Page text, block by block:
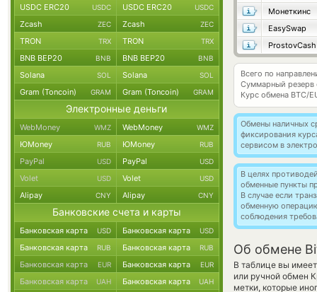
Монеткинс
EasySwap
ProstovCash
Всего по
Суммарный резерв
Курс обмена BTC/
Обмены наличных
фиксирования
сервисом в
В целях
обменные пункты
В случае если
обменную
соблюдения
Об обмене
В таблице вы
или ручной обмен
метки, которые
USDC ERC20 USDC USDC ERC20 USDC
Zcash ZEC Zcash ZEC
TRON TRX TRON TRX
BNB BEP20 BNB BNB BEP20 BNB
Solana SOL Solana SOL
Gram (Toncoin) GRAM Gram (Toncoin) GRAM
Электронные деньги
WebMoney WMZ WebMoney WMZ
ЮMoney RUB ЮMoney RUB
PayPal USD PayPal USD
Volet USD Volet USD
Alipay CNY Alipay CNY
Банковские счета и карты
Банковская карта USD Банковская карта USD
Банковская карта RUB Банковская карта RUB
Банковская карта EUR Банковская карта EUR
Банковская карта UAH Банковская карта UAH